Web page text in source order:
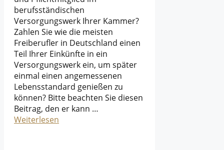
berufsständischen
Versorgungswerk Ihrer Kammer?
Zahlen Sie wie die meisten
Freiberufler in Deutschland einen
Teil Ihrer Einkünfte in ein
Versorgungswerk ein, um später
einmal einen angemessenen
Lebensstandard genießen zu
können? Bitte beachten Sie diesen
Beitrag, den er kann …
Weiterlesen